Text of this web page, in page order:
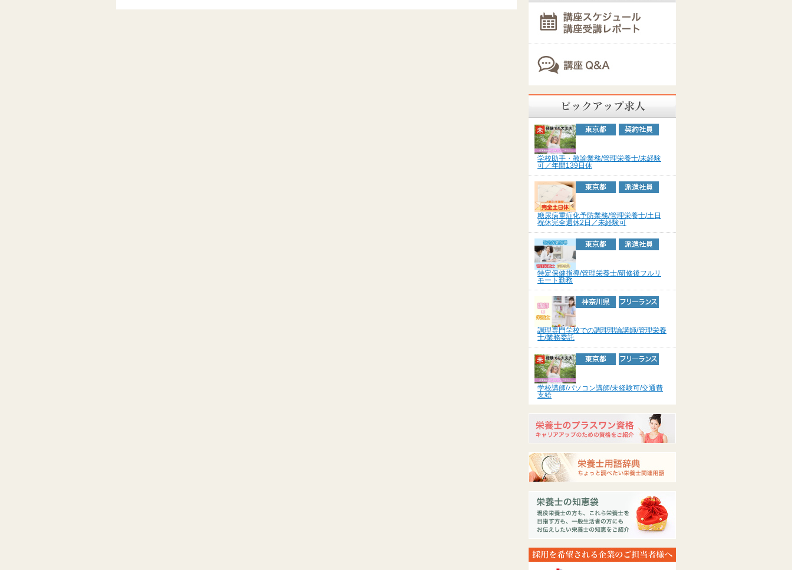
学校助手・教諭業務/管理栄養士/未経験
可／年間139日休
糖尿病重症化予防業務/管理栄養士/土日
祝休完全週休2日／未経験可
特定保健指導/管理栄養士/研修後フルリ
モート勤務
調理専門学校での調理理論講師/管理栄養
士/業務委託
学校講師/パソコン講師/未経験可/交通費
支給